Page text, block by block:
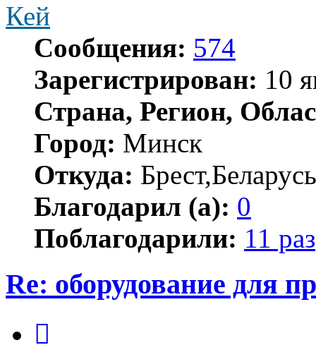
Кей
Сообщения: 574
Зарегистрирован: 10
Страна, Регион,
Город: Минск
Откуда: Брест,Беларусь
Благодарил (а): 0
Поблагодарили: 11 раз
Re: оборудование для